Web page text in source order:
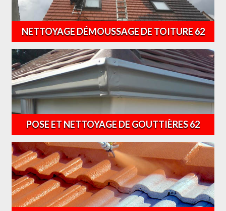
NETTOYAGE DÉMOUSSAGE DE TOITURE 62
POSE ET NETTOYAGE DE GOUTTIÈRES 62